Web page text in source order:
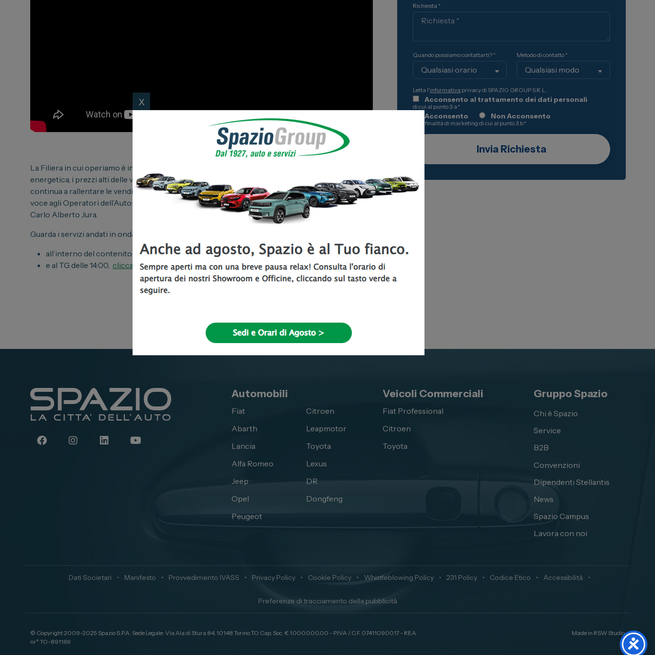
La Filiera in cui operiamo è in continua evoluzione: criticità sul fronte della transizione
energetica, i prezzi alti delle vetture elettriche, la crisi economica. Una combinazione che
continua a rallentare le vendite del nuovo e a far volare quelle dell’usato. Il TGR Piemonte ha dato
voce agli Operatori dell’Automotive locali tra cui Spazio Group, con il contributo del Presidente
Carlo Alberto Jura.
Guarda i servizi andati in onda nei 2 spazi informativi del 13/02/2025:
all’interno del contenitore delle 7:30 “Buongiorno Regione”, clicca qui >>>
e al TG delle 14:00, clicca qui >>>
Richiesta *
Quando possiamo contattarti? * Metodo di contatto *
Letta l'informativa privacy di SPAZIO GROUP S.R.L.:
Acconsento al trattamento dei dati personali
di cui al punto 3.a*
Acconsento Non Acconsento
alle finalità di marketing di cui al punto 3.b*
Automobili
Fiat
Abarth
Lancia
Alfa Romeo
Jeep
Opel
Peugeot
Citroen
Leapmotor
Toyota
Lexus
DR
Dongfeng
Veicoli Commerciali
Fiat Professional
Citroen
Toyota
Gruppo Spazio
Chi è Spazio
Service
B2B
Convenzioni
Dipendenti Stellantis
News
Spazio Campus
Lavora con noi
Dati Societari • Manifesto • Provvedimento IVASS • Privacy Policy • Cookie Policy • Whistleblowing Policy • 231 Policy • Codice Etico • Accessibilità •
Preferenze di tracciamento della pubblicità
© Copyright 2009-2025 Spazio S.P.A. Sede Legale: Via Ala di Stura 84, 10148 Torino TO Cap. Soc. € 1.000.000,00 - P.IVA / C.F. 07411090017 - REA
nr° TO-891169
Made in RSW Studio
x